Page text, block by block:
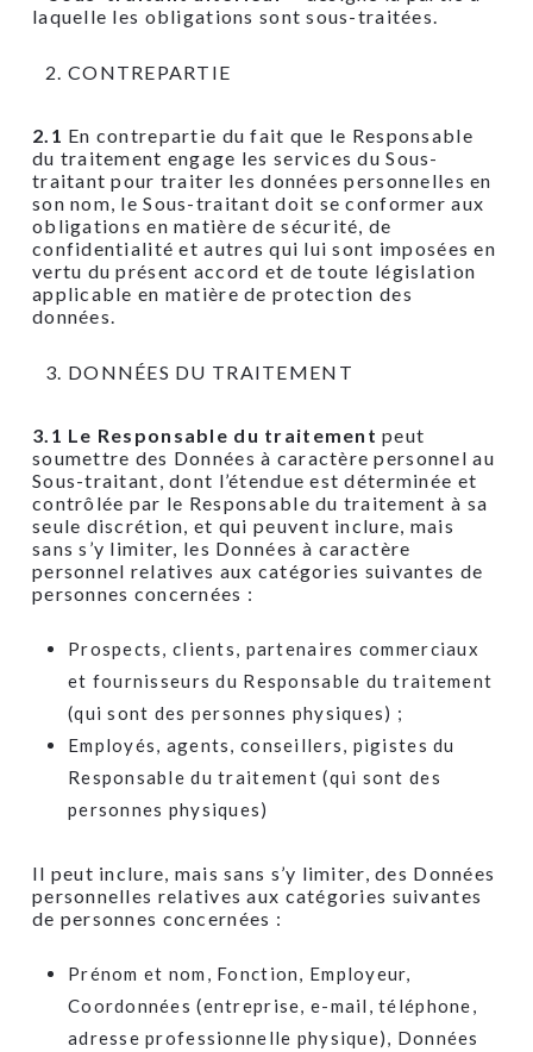
laquelle les obligations sont sous-traitées.
CONTREPARTIE
2.1 En contrepartie du fait que le Responsable
du traitement engage les services du Sous-
traitant pour traiter les données personnelles en
son nom, le Sous-traitant doit se conformer aux
obligations en matière de sécurité, de
confidentialité et autres qui lui sont imposées en
vertu du présent accord et de toute législation
applicable en matière de protection des
données.
DONNÉES DU TRAITEMENT
3.1 Le Responsable du traitement peut
soumettre des Données à caractère personnel au
Sous-traitant, dont l’étendue est déterminée et
contrôlée par le Responsable du traitement à sa
seule discrétion, et qui peuvent inclure, mais
sans s’y limiter, les Données à caractère
personnel relatives aux catégories suivantes de
personnes concernées :
Prospects, clients, partenaires commerciaux
et fournisseurs du Responsable du traitement
(qui sont des personnes physiques) ;
Employés, agents, conseillers, pigistes du
Responsable du traitement (qui sont des
personnes physiques)
Il peut inclure, mais sans s’y limiter, des Données
personnelles relatives aux catégories suivantes
de personnes concernées :
Prénom et nom, Fonction, Employeur,
Coordonnées (entreprise, e-mail, téléphone,
adresse professionnelle physique), Données